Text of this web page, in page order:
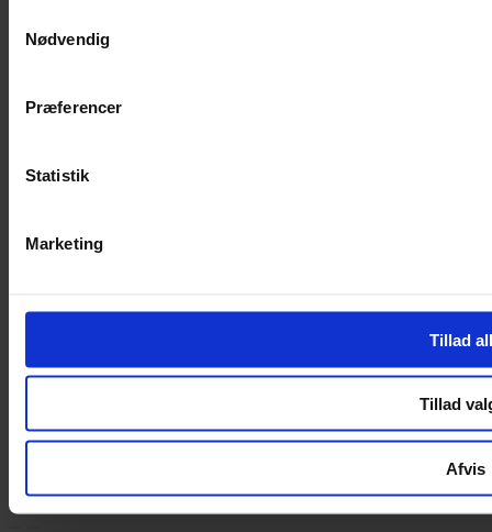
Nødvendig
Præferencer
Statistik
Marketing
Tillad
Tillad
Afvis
Cookiepolitik
Cookiepolitik
Copyright © 2022.Design & hosting by Webhuset Ballum ApS